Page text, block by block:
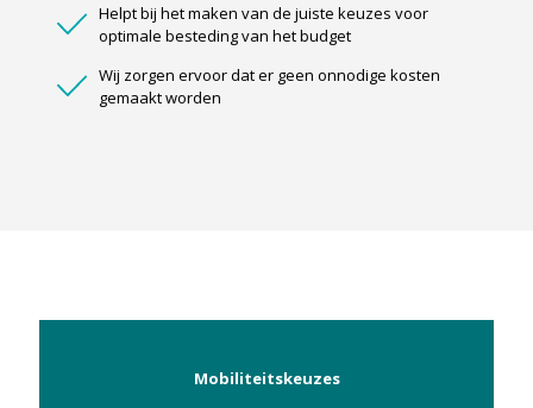
Helpt bij het maken van de juiste keuzes voor
optimale besteding van het budget
Wij zorgen ervoor dat er geen onnodige kosten
gemaakt worden
Mobiliteitskeuzes